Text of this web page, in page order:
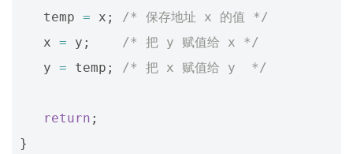
temp = x ;
/* 保存地址 x 的值 */
x = y ;
/* 把 y 赋值给 x */
y = temp ; /* 把 x 赋值给 y  */
return ;
}